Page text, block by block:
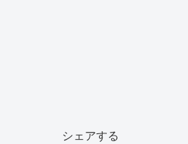
シェアする